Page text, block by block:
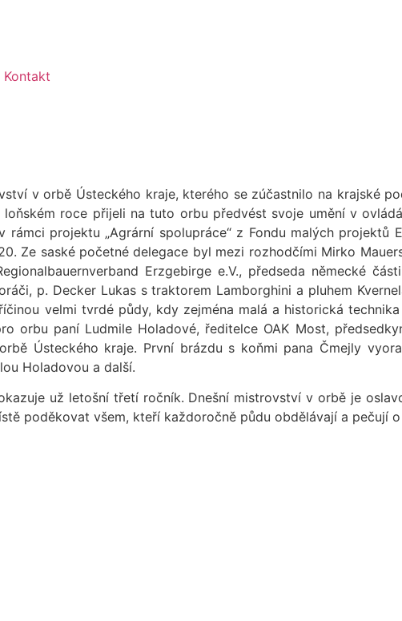
Kontakt
v orbě Ústeckého kraje, kterého se zúčastnilo na krajské
roce přijeli na tuto orbu předvést svoje umění v
projektu „Agrární spolupráce“ z Fondu malých projektů
Ze saské početné delegace byl mezi rozhodčími Mirko
Erzgebirge e.V., předseda německé
p. Decker Lukas s traktorem Lamborghini a pluhem
velmi tvrdé půdy, kdy zejména malá a historická
orbu paní Ludmile Holadové, ředitelce OAK Most,
Ústeckého kraje. První brázdu s koňmi pana Čmejly
Holadovou a další.
už letošní třetí ročník. Dnešní mistrovství v orbě je
poděkovat všem, kteří každoročně půdu obdělávají a pečují o